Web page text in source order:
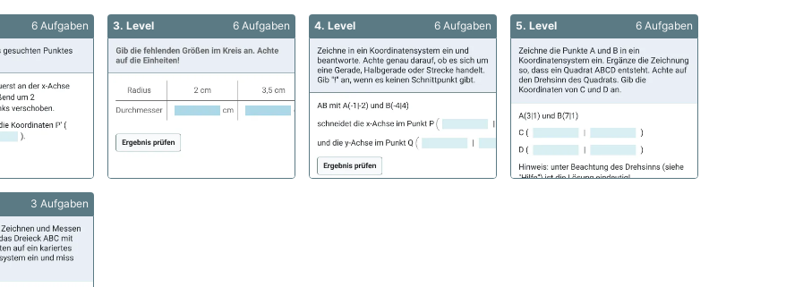
6 Aufgaben 3. Level 6 Aufgaben 4. Level 6 Aufgaben 5. Level 6 Aufgaben
3 Aufgaben